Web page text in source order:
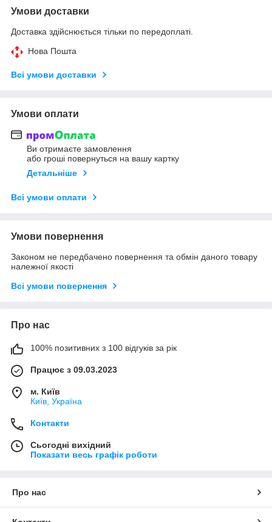
Умови доставки
Доставка здійснюється тільки по передоплаті.
Нова Пошта
Всі умови доставки
Умови оплати
Ви отримаєте замовлення
або гроші повернуться на вашу картку
Детальніше
Всі умови оплати
Умови повернення
Законом не передбачено повернення та обмін даного товару
належної якості
Всі умови повернення
Про нас
100% позитивних з 100 відгуків за рік
Працює з 09.03.2023
м. Київ
Київ, Україна
Контакти
Сьогодні вихідний
Показати весь графік роботи
Про нас